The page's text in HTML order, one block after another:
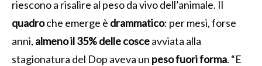
riescono a risalire al peso da vivo dell’animale. Il
quadroche emerge è drammatico: per mesi, forse
anni, almeno il 35% delle cosceavviata alla
stagionatura del Dop aveva un pesofuoriforma. “E